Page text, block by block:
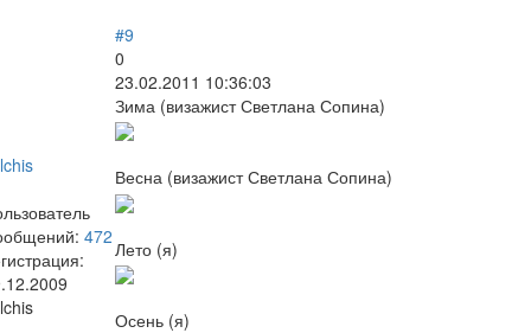
472
#9
0
23.02.2011 10:36:03
Зима (визажист Светлана Сопина)
Весна (визажист Светлана Сопина)
Лето (я)
Осень (я)